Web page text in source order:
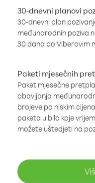
30-dnevni planovi
30-dnevni plan
međunarodnih poziva
30 dana po Viberovim
Paketi mjesečnih
Paket mjesečne
obavljanja
brojeve po niskim
paketa u bilo koje
možete uštedjeti na